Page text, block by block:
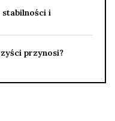
stabilności i
przynosi?